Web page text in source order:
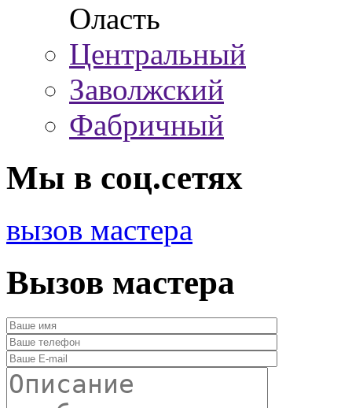
Оласть
Центральный
Заволжский
Фабричный
Мы в соц.сетях
вызов мастера
Вызов мастера